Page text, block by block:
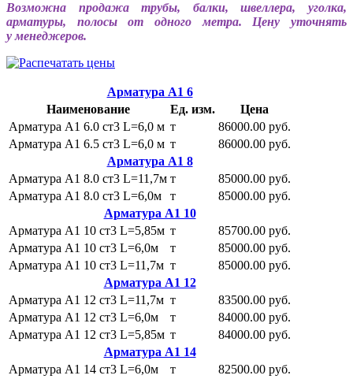
Возможна продажа трубы, балки, швеллера, уголка,
арматуры, полосы от одного метра. Цену уточнять
у менеджеров.
Наименование Ед. изм. Цена
Арматура А1 6
Арматура А1 6.0 ст3 L=6,0 м т
86000.00 руб.
Арматура А1 6.5 ст3 L=6,0 м т
86000.00 руб.
Арматура А1 8
Арматура А1 8.0 ст3 L=11,7м т
85000.00 руб.
Арматура А1 8.0 ст3 L=6,0м
т
85000.00 руб.
Арматура А1 10
Арматура А1 10 ст3 L=5,85м т
85700.00 руб.
Арматура А1 10 ст3 L=6,0м
т
85000.00 руб.
Арматура А1 10 ст3 L=11,7м т
85000.00 руб.
Арматура А1 12
Арматура А1 12 ст3 L=11,7м т
83500.00 руб.
Арматура А1 12 ст3 L=6,0м
т
84000.00 руб.
Арматура А1 12 ст3 L=5,85м т
84000.00 руб.
Арматура А1 14
Арматура А1 14 ст3 L=6,0м
т
82500.00 руб.